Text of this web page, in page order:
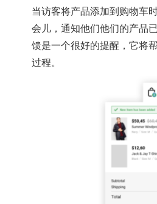
当访客将产品添加到购物车
会儿，通知他们他们的产品
馈是一个很好的提醒，它将
过程。